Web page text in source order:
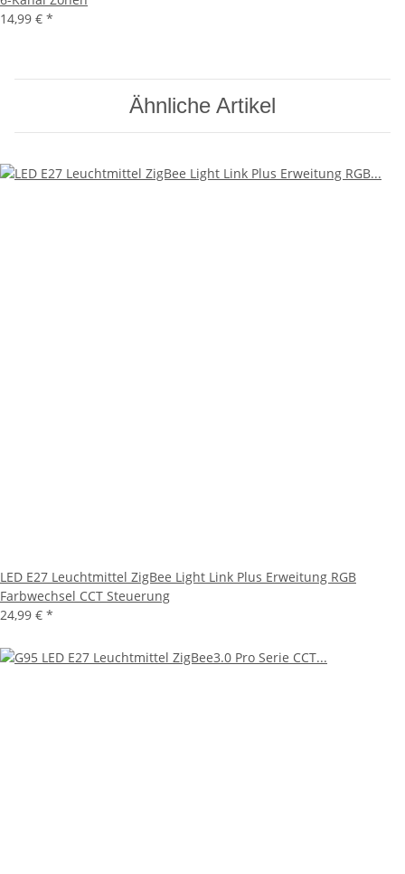
14,99 € *
Ähnliche Artikel
LED E27 Leuchtmittel ZigBee Light Link Plus Erweitung RGB
Farbwechsel CCT Steuerung
24,99 € *